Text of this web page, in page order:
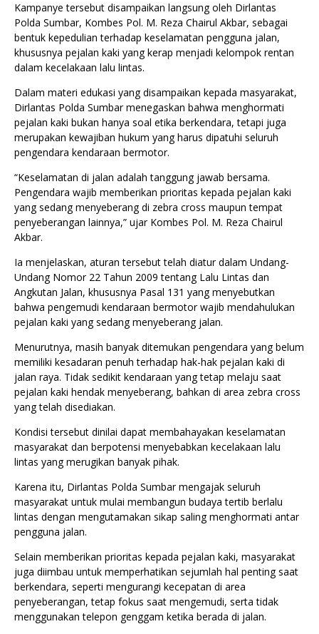
Kampanye tersebut disampaikan langsung oleh Dirlantas
Polda Sumbar, Kombes Pol. M. Reza Chairul Akbar, sebagai
bentuk kepedulian terhadap keselamatan pengguna jalan,
khususnya pejalan kaki yang kerap menjadi kelompok rentan
dalam kecelakaan lalu lintas.
Dalam materi edukasi yang disampaikan kepada masyarakat,
Dirlantas Polda Sumbar menegaskan bahwa menghormati
pejalan kaki bukan hanya soal etika berkendara, tetapi juga
merupakan kewajiban hukum yang harus dipatuhi seluruh
pengendara kendaraan bermotor.
“Keselamatan di jalan adalah tanggung jawab bersama.
Pengendara wajib memberikan prioritas kepada pejalan kaki
yang sedang menyeberang di zebra cross maupun tempat
penyeberangan lainnya,” ujar Kombes Pol. M. Reza Chairul
Akbar.
Ia menjelaskan, aturan tersebut telah diatur dalam Undang-
Undang Nomor 22 Tahun 2009 tentang Lalu Lintas dan
Angkutan Jalan, khususnya Pasal 131 yang menyebutkan
bahwa pengemudi kendaraan bermotor wajib mendahulukan
pejalan kaki yang sedang menyeberang jalan.
Menurutnya, masih banyak ditemukan pengendara yang belum
memiliki kesadaran penuh terhadap hak-hak pejalan kaki di
jalan raya. Tidak sedikit kendaraan yang tetap melaju saat
pejalan kaki hendak menyeberang, bahkan di area zebra cross
yang telah disediakan.
Kondisi tersebut dinilai dapat membahayakan keselamatan
masyarakat dan berpotensi menyebabkan kecelakaan lalu
lintas yang merugikan banyak pihak.
Karena itu, Dirlantas Polda Sumbar mengajak seluruh
masyarakat untuk mulai membangun budaya tertib berlalu
lintas dengan mengutamakan sikap saling menghormati antar
pengguna jalan.
Selain memberikan prioritas kepada pejalan kaki, masyarakat
juga diimbau untuk memperhatikan sejumlah hal penting saat
berkendara, seperti mengurangi kecepatan di area
penyeberangan, tetap fokus saat mengemudi, serta tidak
menggunakan telepon genggam ketika berada di jalan.